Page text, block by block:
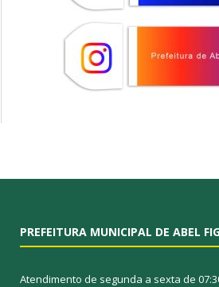
PREFEITURA MUNICIPAL DE ABEL
Atendimento de segunda a sexta de